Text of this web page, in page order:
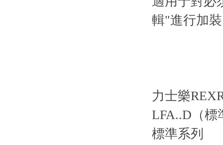
輯"進行加
力士樂
LFA..D（標
標準系列